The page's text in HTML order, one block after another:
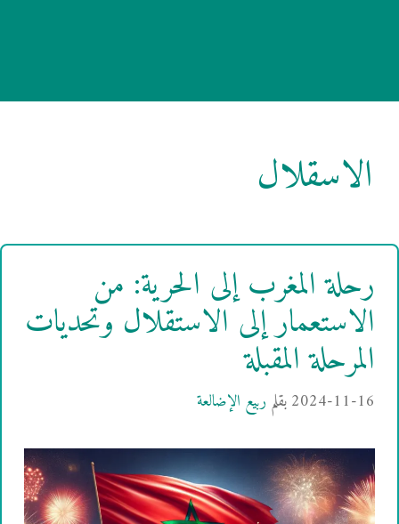
الاسقلال
رحلة المغرب إلى الحرية: من
الاستعمار إلى الاستقلال وتحديات
المرحلة المقبلة
2024-11-16بقلم ربيع الإضالعة